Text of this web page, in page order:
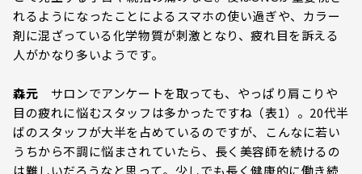
れるようになったことによるスマホの使い過ぎや、カラー
剤に混ざっている化学物質が刺激となり、疲れ目を訴える
人がかなり多いようです。
森元 サロンでアンケートを取っても、やっぱり肩こりや
目の疲れに悩むスタッフは多かったですね（表1）。20代半
ばのスタッフが大半を占めているのですが、こんなに若い
うちから不調に悩まされていたら、長く美容師を続けるの
は難しいだろうなと思って。少しでも長く健康的に働き続